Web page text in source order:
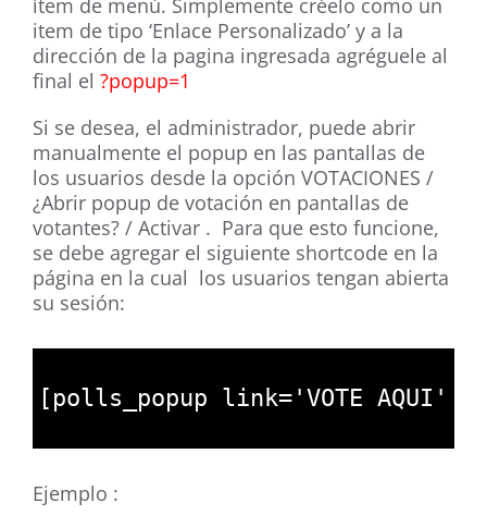
item de tipo ‘Enlace Personalizado’ y a la
dirección de la pagina ingresada agréguele al
final el ?popup=1
Si se desea, el administrador, puede abrir
manualmente el popup en las pantallas de
los usuarios desde la opción VOTACIONES /
¿Abrir popup de votación en pantallas de
votantes? / Activar . Para que esto funcione,
se debe agregar el siguiente shortcode en la
página en la cual los usuarios tengan abierta
su sesión:
[ polls_popup link= 'VOTE AQUI'
Ejemplo :